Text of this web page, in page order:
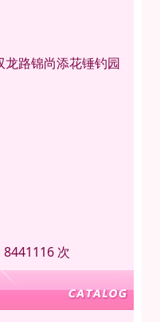
龙路锦尚添花锤钓园
次